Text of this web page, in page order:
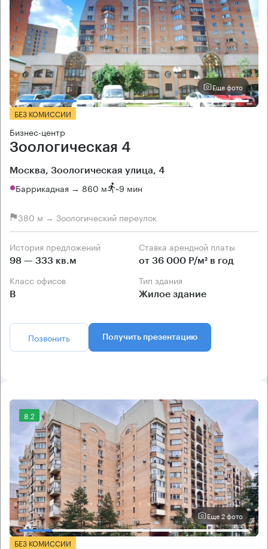
Еще фото
БЕЗ КОМИССИИ
Бизнес-центр
Зоологическая 4
Москва, Зоологическая улица, 4
Баррикадная → 860 м ~9 мин
380 м → Зоологический переулок
История предложений
98 — 333 кв.м
Ставка арендной платы
от 36 000 Р/м² в год
Класс офисов
B
Тип здания
Жилое здание
Позвонить Получить презентацию
8.2
Еще 2 фото
БЕЗ КОМИССИИ